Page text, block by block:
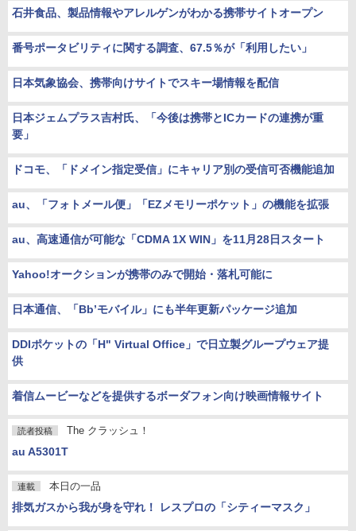
石井食品、製品情報やアレルゲンがわかる携帯サイトオープン
番号ポータビリティに関する調査、67.5％が「利用したい」
日本気象協会、携帯向けサイトでスキー場情報を配信
日本ジェムプラス吉村氏、「今後は携帯とICカードの連携が重
要」
ドコモ、「ドメイン指定受信」にキャリア別の受信可否機能追加
au、「フォトメール便」「EZメモリーポケット」の機能を拡張
au、高速通信が可能な「CDMA 1X WIN」を11月28日スタート
Yahoo!オークションが携帯のみで開始・落札可能に
日本通信、「Bb’モバイル」にも半年更新パッケージ追加
DDIポケットの「H" Virtual Office」で日立製グループウェア提
供
着信ムービーなどを提供するボーダフォン向け映画情報サイト
読者投稿 The クラッシュ！
au A5301T
連載 本日の一品
排気ガスから我が身を守れ！ レスプロの「シティーマスク」